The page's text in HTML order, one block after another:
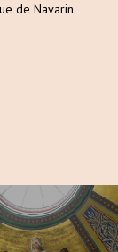
de Navarin.